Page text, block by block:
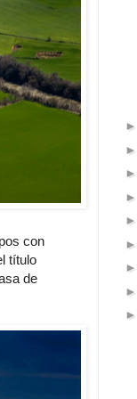
con
título
de